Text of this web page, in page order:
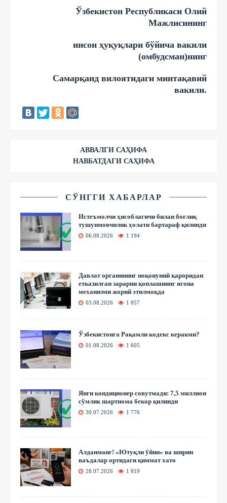
Ўзбекистон Республикаси Олий
Мажлисининг
инсон ҳуқуқлари бўйича вакили
(омбудсман)нинг
Самарқанд вилоятидаги минтақавий
вакили.
АВВАЛГИ САҲИФА
НАВБАТДАГИ САҲИФА
СЎНГГИ ХАБАРЛАР
Истеъмолчи ҳисоблагичи билан боғлиқ
тушунмовчилик ҳолати бартараф қилинди
06.08.2026 1 194
Давлат органининг ноқонуний қароридан
етказилган зарарни қоплашнинг ягона
механизми жорий этилмоқда
03.08.2026 1 857
Ўзбекистонга Рақамли кодекс керакми?
01.08.2026 1 605
Янги кондиционер совутмади: 7,5 миллион
сўмлик шартнома бекор қилинди
30.07.2026 1 776
Алданманг! «Ютуқли ўйин» ва ширин
ваъдалар ортидаги қиммат хато
28.07.2026 1 819